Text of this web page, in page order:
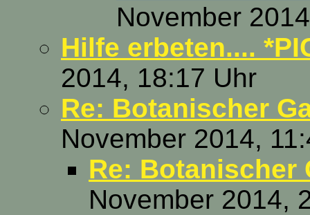
November
Hilfe erbeten....
2014, 18:17 Uhr
Re: Botanischer
November 2014,
Re: Botanischer
November 2014,